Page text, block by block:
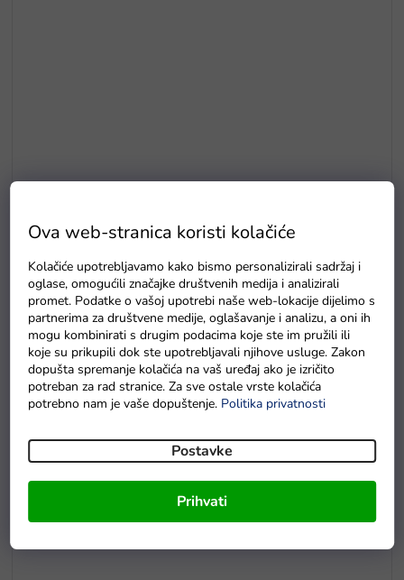
Ova web-stranica koristi kolačiće
Kolačiće upotrebljavamo kako bismo personalizirali sadržaj i
oglase, omogućili značajke društvenih medija i analizirali
promet. Podatke o vašoj upotrebi naše web-lokacije dijelimo s
partnerima za društvene medije, oglašavanje i analizu, a oni ih
mogu kombinirati s drugim podacima koje ste im pružili ili
koje su prikupili dok ste upotrebljavali njihove usluge. Zakon
dopušta spremanje kolačića na vaš uređaj ako je izričito
potreban za rad stranice. Za sve ostale vrste kolačića
potrebno nam je vaše dopuštenje. Politika privatnosti
Postavke
Prihvati
E5
Drvene puzzle s brojevima magnetna šipka i ribice
Na zalihama